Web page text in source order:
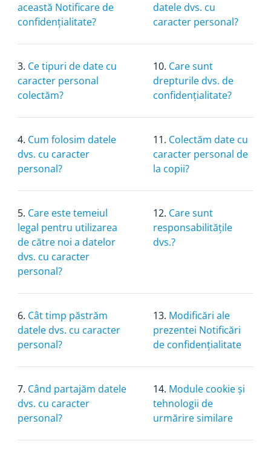
această Notificare de
confidențialitate?
datele dvs. cu
caracter personal?
3. Ce tipuri de date cu
caracter personal
colectăm?
10. Care sunt
drepturile dvs. de
confidențialitate?
4. Cum folosim datele
dvs. cu caracter
personal?
11. Colectăm date cu
caracter personal de
la copii?
5. Care este temeiul
legal pentru utilizarea
de către noi a datelor
dvs. cu caracter
personal?
12. Care sunt
responsabilitățile
dvs.?
6. Cât timp păstrăm
datele dvs. cu caracter
personal?
13. Modificări ale
prezentei Notificări
de confidențialitate
7. Când partajăm datele
dvs. cu caracter
personal?
14. Module cookie și
tehnologii de
urmărire similare